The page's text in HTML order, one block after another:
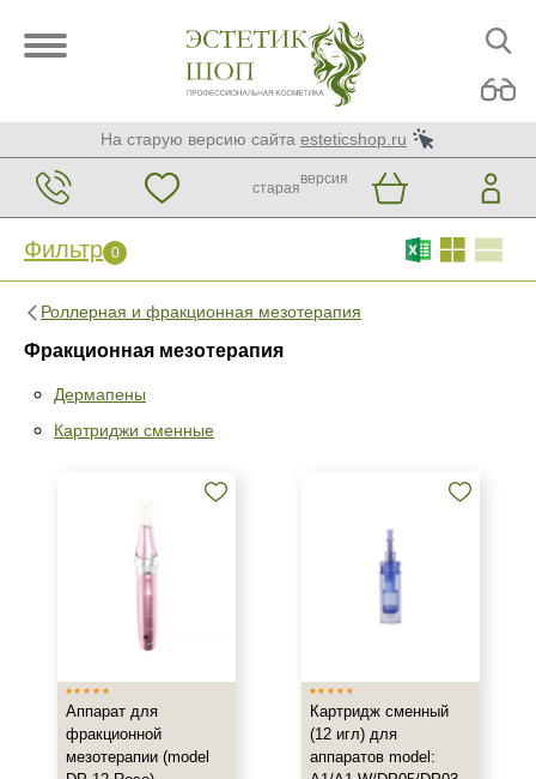
На старую версию сайта esteticshop.ru
старая
версия
Фильтр 0
Роллерная и фракционная мезотерапия
Фракционная мезотерапия
Дермапены
Картриджи сменные
Фильтр
Страна
Китай
Аппарат для
фракционной
мезотерапии (model
Картридж сменный
(12 игл) для
аппаратов model: